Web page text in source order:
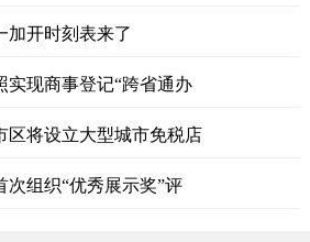
加开时刻表来了
实现商事登记“跨省通办
区将设立大型城市免税店
组织“优秀展示奖”评